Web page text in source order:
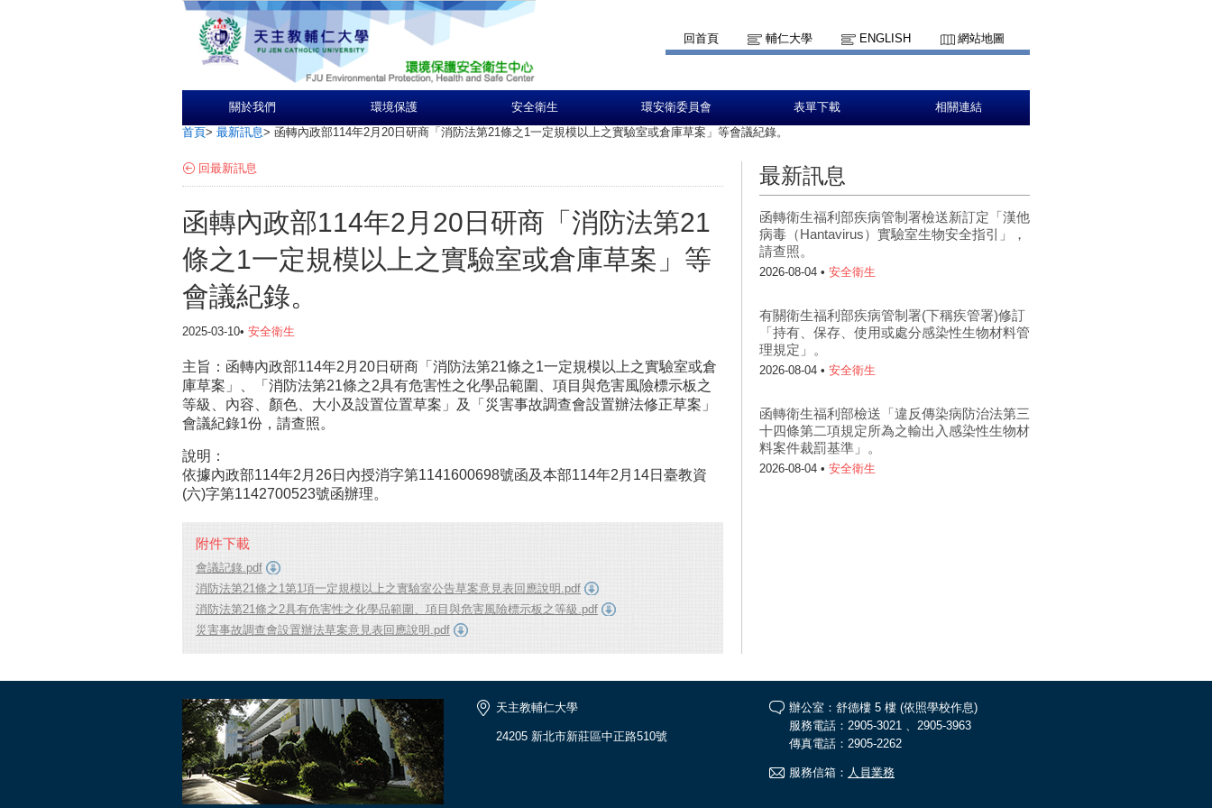
回首頁 輔仁大學 ENGLISH 網站地圖
關於我們 環境保護 安全衛生 環安衛委員會 表單下載 相關連結
首頁> 最新訊息> 函轉內政部114年2月20日研商「消防法第21條之1一定規模以上之實驗室或倉庫草案」等會議紀錄。
回最新訊息
函轉內政部114年2月20日研商「消防法第21
條之1一定規模以上之實驗室或倉庫草案」等
會議紀錄。
2025-03-10• 安全衛生
主旨：函轉內政部114年2月20日研商「消防法第21條之1一定規模以上之實驗室或倉
庫草案」、「消防法第21條之2具有危害性之化學品範圍、項目與危害風險標示板之
等級、內容、顏色、大小及設置位置草案」及「災害事故調查會設置辦法修正草案」
會議紀錄1份，請查照。
說明：
依據內政部114年2月26日內授消字第1141600698號函及本部114年2月14日臺教資
(六)字第1142700523號函辦理。
附件下載
會議記錄.pdf
消防法第21條之1第1項一定規模以上之實驗室公告草案意見表回應說明.pdf
消防法第21條之2具有危害性之化學品範圍、項目與危害風險標示板之等級.pdf
災害事故調查會設置辦法草案意見表回應說明.pdf
最新訊息
函轉衛生福利部疾病管制署檢送新訂定「漢他
病毒（Hantavirus）實驗室生物安全指引」，
請查照。
2026-08-04 • 安全衛生
有關衛生福利部疾病管制署(下稱疾管署)修訂
「持有、保存、使用或處分感染性生物材料管
理規定」。
2026-08-04 • 安全衛生
函轉衛生福利部檢送「違反傳染病防治法第三
十四條第二項規定所為之輸出入感染性生物材
料案件裁罰基準」。
2026-08-04 • 安全衛生
天主教輔仁大學
24205 新北市新莊區中正路510號
辦公室：舒德樓 5 樓 (依照學校作息)
服務電話：2905-3021 、2905-3963
傳真電話：2905-2262
服務信箱： 人員業務